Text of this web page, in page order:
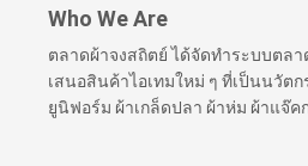
Who We Are
ตลาดผ้าจงสถิตย์ ได้จัดทำระบบตล
เสนอสินค้าไอเทมใหม่ ๆ ที่เป็นนวัต
ยูนิฟอร์ม ผ้าเกล็ดปลา ผ้าห่ม ผ้าแจ๊ค